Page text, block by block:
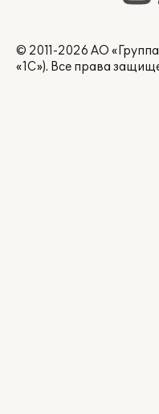
© 2011-2026 АО
«1С»). Все права